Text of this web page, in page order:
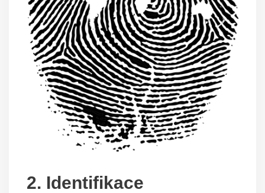
2. ⁤Identifikace